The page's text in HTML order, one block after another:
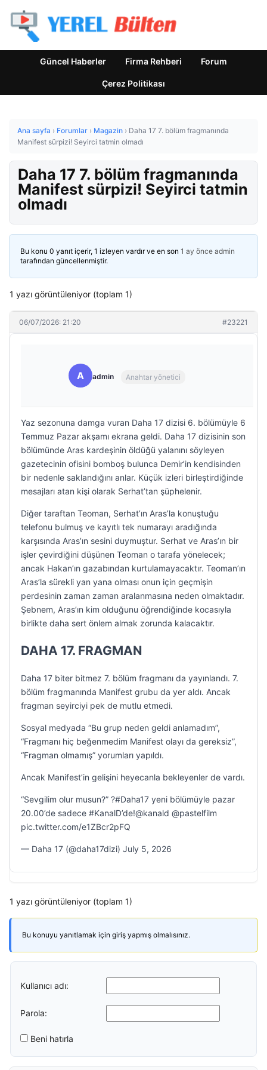
Güncel Haberler Firma Rehberi Forum
Çerez Politikası
Ana sayfa › Forumlar › Magazin › Daha 17 7. bölüm fragmanında
Manifest sürpizi! Seyirci tatmin olmadı
Daha 17 7. bölüm fragmanında
Manifest sürpizi! Seyirci tatmin
olmadı
Bu konu 0 yanıt içerir, 1 izleyen vardır ve en son 1 ay önce admin
tarafından güncellenmiştir.
1 yazı görüntüleniyor (toplam 1)
06/07/2026: 21:20 #23221
A admin Anahtar yönetici
Yaz sezonuna damga vuran Daha 17 dizisi 6. bölümüyle 6
Temmuz Pazar akşamı ekrana geldi. Daha 17 dizisinin son
bölümünde Aras kardeşinin öldüğü yalanını söyleyen
gazetecinin ofisini bomboş bulunca Demir’in kendisinden
bir nedenle saklandığını anlar. Küçük izleri birleştirdiğinde
mesajları atan kişi olarak Serhat’tan şüphelenir.
Diğer taraftan Teoman, Serhat’ın Aras’la konuştuğu
telefonu bulmuş ve kayıtlı tek numarayı aradığında
karşısında Aras’ın sesini duymuştur. Serhat ve Aras’ın bir
işler çevirdiğini düşünen Teoman o tarafa yönelecek;
ancak Hakan’ın gazabından kurtulamayacaktır. Teoman’ın
Aras’la sürekli yan yana olması onun için geçmişin
perdesinin zaman zaman aralanmasına neden olmaktadır.
Şebnem, Aras’ın kim olduğunu öğrendiğinde kocasıyla
birlikte daha sert önlem almak zorunda kalacaktır.
DAHA 17. FRAGMAN
Daha 17 biter bitmez 7. bölüm fragmanı da yayınlandı. 7.
bölüm fragmanında Manifest grubu da yer aldı. Ancak
fragman seyirciyi pek de mutlu etmedi.
Sosyal medyada “Bu grup neden geldi anlamadım”,
“Fragmanı hiç beğenmedim Manifest olayı da gereksiz”,
“Fragman olmamış” yorumları yapıldı.
Ancak Manifest’in gelişini heyecanla bekleyenler de vardı.
“Sevgilim olur musun?” ?#Daha17 yeni bölümüyle pazar
20.00’de sadece #KanalD’de!@kanald @pastelfilm
pic.twitter.com/e1ZBcr2pFQ
— Daha 17 (@daha17dizi) July 5, 2026
1 yazı görüntüleniyor (toplam 1)
Bu konuyu yanıtlamak için giriş yapmış olmalısınız.
Kullanıcı adı:
Parola:
Beni hatırla